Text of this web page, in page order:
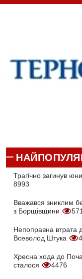
Трагічно загинув
8993
Вважався зниклим
з Борщівщини
Непоправна втрата
Всеволод Штука
Хресна хода до
сталося
4476